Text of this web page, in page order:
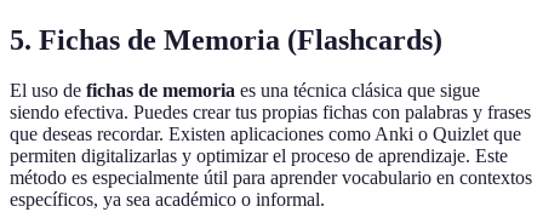
5. Fichas de Memoria (Flashcards)
El uso de fichas de memoria es una técnica clásica que sigue
siendo efectiva. Puedes crear tus propias fichas con palabras y frases
que deseas recordar. Existen aplicaciones como Anki o Quizlet que
permiten digitalizarlas y optimizar el proceso de aprendizaje. Este
método es especialmente útil para aprender vocabulario en contextos
específicos, ya sea académico o informal.